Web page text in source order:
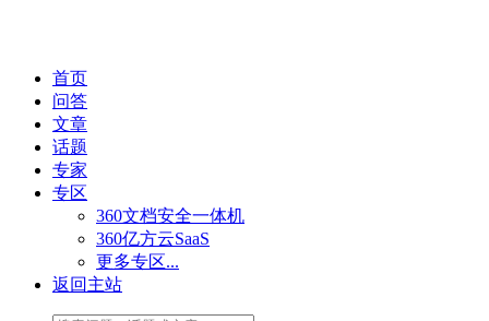
首页
问答
文章
话题
专家
专区
360文档安全一体机
360亿方云SaaS
更多专区...
返回主站